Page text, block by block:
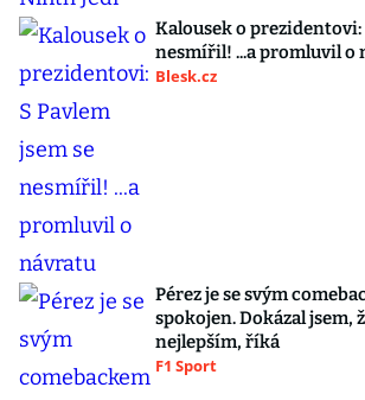
Kalousek o prezidentovi:
nesmířil! ...a promluvil o
Blesk.cz
Pérez je se svým
spokojen. Dokázal jsem,
nejlepším, říká
F1 Sport